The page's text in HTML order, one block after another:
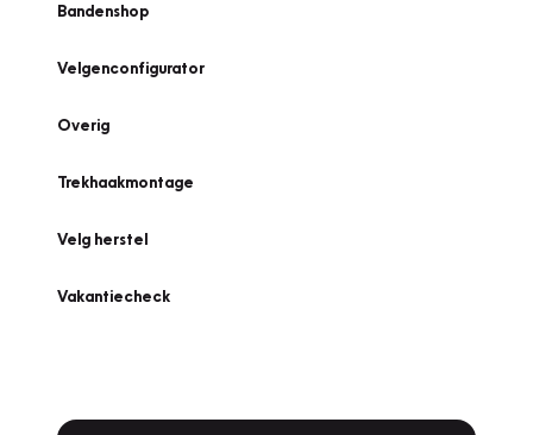
Bandenshop
Velgenconfigurator
Overig
Trekhaakmontage
Velg herstel
Vakantiecheck